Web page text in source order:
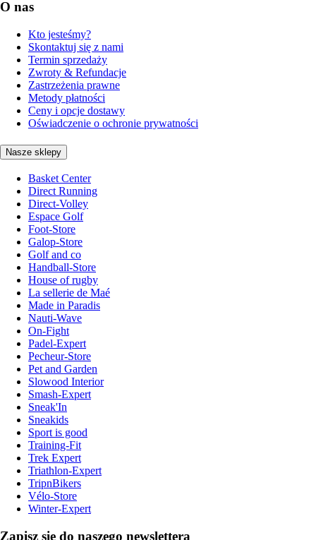
O nas
Kto jesteśmy?
Skontaktuj się z nami
Termin sprzedaży
Zwroty & Refundacje
Zastrzeżenia prawne
Metody płatności
Ceny i opcje dostawy
Oświadczenie o ochronie prywatności
Nasze sklepy
Basket Center
Direct Running
Direct-Volley
Espace Golf
Foot-Store
Galop-Store
Golf and co
Handball-Store
House of rugby
La sellerie de Maé
Made in Paradis
Nauti-Wave
On-Fight
Padel-Expert
Pecheur-Store
Pet and Garden
Slowood Interior
Smash-Expert
Sneak'In
Sneakids
Sport is good
Training-Fit
Trek Expert
Triathlon-Expert
TripnBikers
Vélo-Store
Winter-Expert
Zapisz się do naszego newslettera